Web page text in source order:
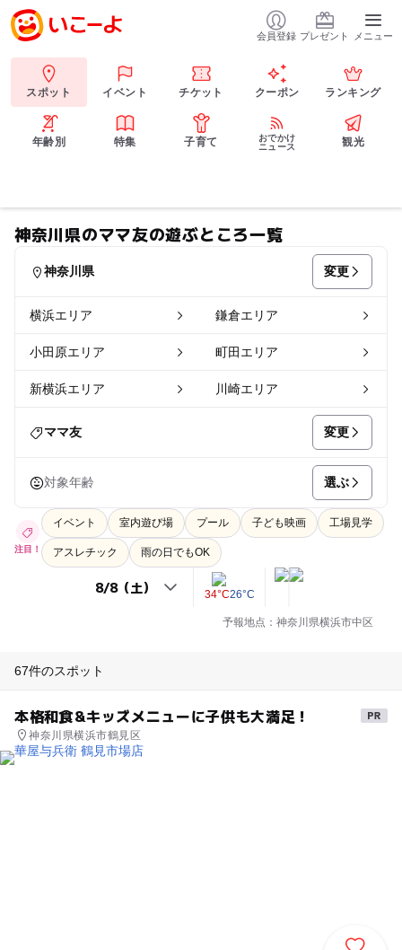
会員登録 プレゼント メニュー
スポット イベント チケット クーポン ランキング
年齢別 特集 子育て
おでかけ
ニュース
観光
神奈川県のママ友の遊ぶところ一覧
神奈川県 変更
横浜エリア 鎌倉エリア
小田原エリア 町田エリア
新横浜エリア 川崎エリア
ママ友 変更
対象年齢 選ぶ
注目！
イベント 室内遊び場 プール 子ども映画 工場見学
アスレチック 雨の日でもOK
34°C26°C
予報地点：神奈川県横浜市中区
67件のスポット
本格和食&キッズメニューに子供も大満足！
神奈川県横浜市鶴見区